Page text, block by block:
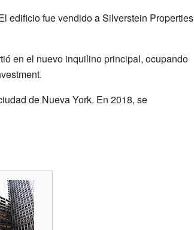
edificio fue vendido a Silverstein Properties
en el nuevo inquilino principal, ocupando
de Nueva York. En 2018, se